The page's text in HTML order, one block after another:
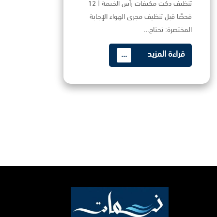
تنظيف دكت مكيفات رأس الخيمة | 12
فحصًا قبل تنظيف مجرى الهواء الإجابة
المختصرة: تحتاج…
قراءة المزيد ...